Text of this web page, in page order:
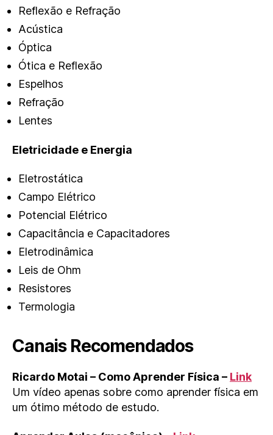
Reflexão e Refração
Acústica
Óptica
Ótica e Reflexão
Espelhos
Refração
Lentes
Eletricidade e Energia
Eletrostática
Campo Elétrico
Potencial Elétrico
Capacitância e Capacitadores
Eletrodinâmica
Leis de Ohm
Resistores
Termologia
Canais Recomendados
Ricardo Motai – Como Aprender Física – Link
Um vídeo apenas sobre como aprender física em
um ótimo método de estudo.